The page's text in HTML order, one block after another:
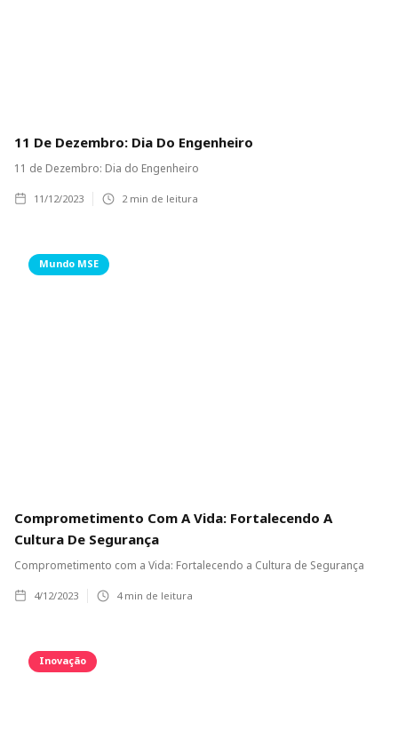
11 De Dezembro: Dia Do Engenheiro
11 de Dezembro: Dia do Engenheiro
11/12/2023 2min de leitura
Mundo MSE
Comprometimento Com A Vida: Fortalecendo A
Cultura De Segurança
Comprometimento com a Vida: Fortalecendo a Cultura de Segurança
4/12/2023 4min de leitura
Inovação